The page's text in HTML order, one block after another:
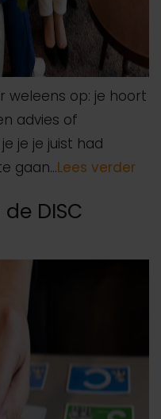
weleens op: je hoort
advies of
je je juist had
gaan…Lees verder
DISC